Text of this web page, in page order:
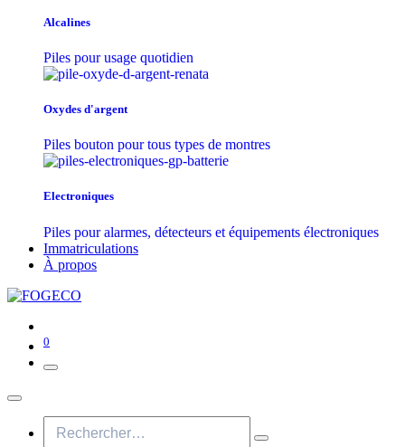
Alcalines
Piles pour usage quotidien
Oxydes d'argent
Piles bouton pour tous types de montres
Electroniques
Piles pour alarmes, détecteurs et équipements électroniques
Immatriculations
À propos
0